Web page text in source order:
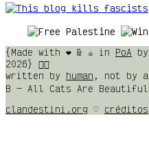
{Made with ❤️ & ☕ in PoA by
2026} 🏳️‍🌈
written by human , not by
B — All Cats Are Beautiful
clandestini.org ♡ créditos